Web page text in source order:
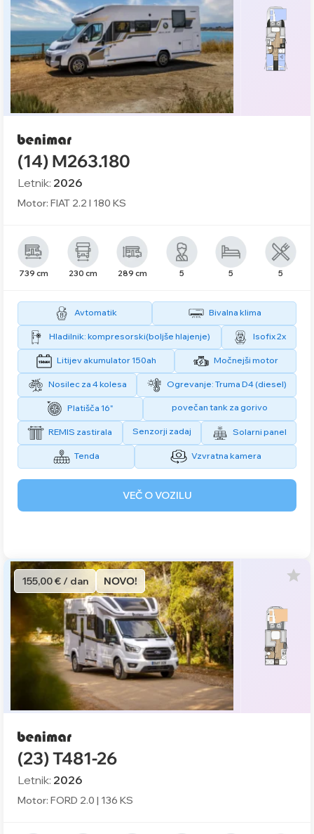
(14) M263.180
Letnik: 2026
Motor: FIAT 2.2 l 180 KS
739 cm 230 cm 289 cm 5 5 5
Avtomatik Bivalna klima
Hladilnik: kompresorski(boljše hlajenje) Isofix 2x
Litijev akumulator 150ah Močnejši motor
Nosilec za 4 kolesa Ogrevanje: Truma D4 (diesel)
Platišča 16" povečan tank za gorivo
REMIS zastirala Senzorji zadaj Solarni panel
Tenda Vzvratna kamera
VEČ O VOZILU
155,00 € / dan NOVO!
(23) T481-26
Letnik: 2026
Motor: FORD 2.0 | 136 KS